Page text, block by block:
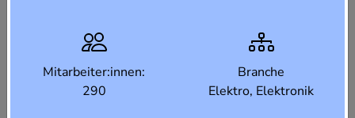
Mitarbeiter:innen:
290
Branche
Elektro, Elektronik